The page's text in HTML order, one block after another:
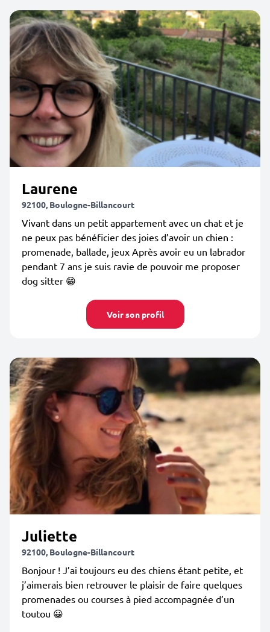
Laurene
92100, Boulogne-Billancourt
Vivant dans un petit appartement avec un chat et je
ne peux pas bénéficier des joies d’avoir un chien :
promenade, ballade, jeux Après avoir eu un labrador
pendant 7 ans je suis ravie de pouvoir me proposer
dog sitter 😁
Voir son profil
Juliette
92100, Boulogne-Billancourt
Bonjour ! J’ai toujours eu des chiens étant petite, et
j’aimerais bien retrouver le plaisir de faire quelques
promenades ou courses à pied accompagnée d’un
toutou 😀